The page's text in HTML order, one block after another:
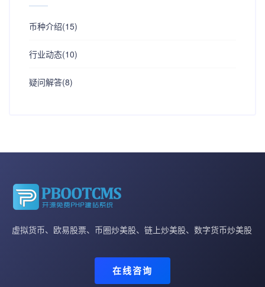
币种介绍(15)
行业动态(10)
疑问解答(8)
虚拟货币、欧易股票、币圈炒美股、链上炒美股、数字货币炒美股
在线咨询